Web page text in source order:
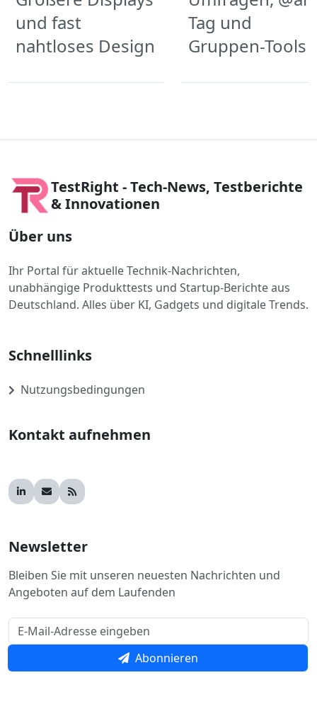
und fast
nahtloses Design
Tag und
Gruppen-Tools
TestRight - Tech-News, Testberichte
& Innovationen
Über uns
Ihr Portal für aktuelle Technik-Nachrichten,
unabhängige Produkttests und Startup-Berichte aus
Deutschland. Alles über KI, Gadgets und digitale Trends.
Schnelllinks
Nutzungsbedingungen
Kontakt aufnehmen
Newsletter
Bleiben Sie mit unseren neuesten Nachrichten und
Angeboten auf dem Laufenden
Abonnieren